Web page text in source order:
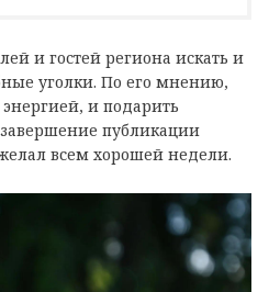
и гостей региона искать и
уголки. По его мнению,
и подарить
публикации
всем хорошей недели.